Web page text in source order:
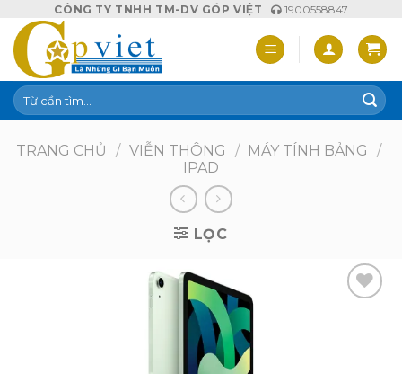
content
CÔNG TY TNHH TM-DV GÓP VIỆT | 1900558847
Tìm
kiếm:
TRANG CHỦ / VIỄN THÔNG / MÁY TÍNH BẢNG
/
IPAD
LỌC